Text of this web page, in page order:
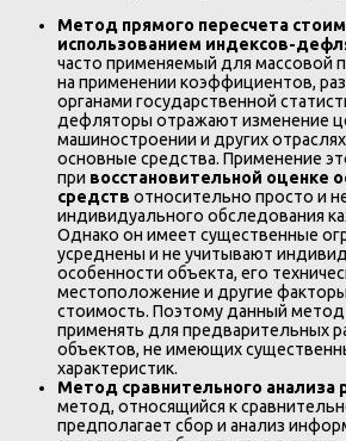
Метод прямого пересчета
использованием индексов-
часто применяемый для массовой
на применении коэффициентов,
органами государственной
дефляторы отражают изменение
машиностроении и других
основные средства. Применение
при восстановительной оценке
средств относительно просто и
индивидуального обследования
Однако он имеет существенные
усреднены и не учитывают
особенности объекта, его
местоположение и другие
стоимость. Поэтому данный
применять для предварительных
объектов, не имеющих
характеристик.
Метод сравнительного анализа
метод, относящийся к
предполагает сбор и анализ